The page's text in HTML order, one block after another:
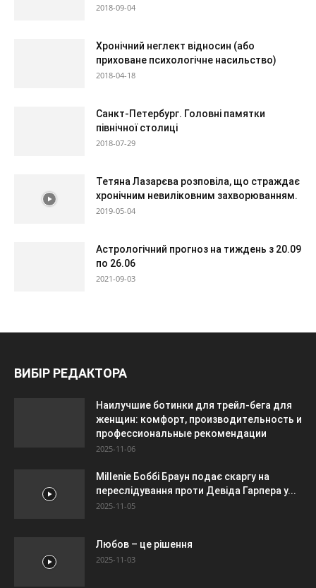
2018-09-04
Хронічний неглект відносин (або
приховане психологічне насильство)
2018-04-18
Санкт-Петербург. Головні памятки
північної столиці
2018-07-29
Тетяна Лазарєва розповіла, що страждає
хронічним невиліковним захворюванням.
2019-05-04
Астрологічний прогноз на тиждень з 20.09
по 26.06
2021-09-03
ВИБІР РЕДАКТОРА
Наилучшие ботинки для трейл-бега для
женщин: комфорт, производительность и
профессиональные рекомендации
2025-11-06
Millenie Боббі Браун подає скаргу на
переслідування проти Девіда Гарпера у...
2025-11-05
Любов – це рішення
2025-11-03